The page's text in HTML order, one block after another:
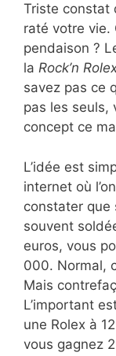
Triste constat
raté votre vie.
pendaison ?
la Rock’n
savez pas ce
pas les seuls,
concept ce
L’idée est
internet où
constater que
souvent
euros, vous
000. Normal,
Mais
L’important
une Rolex à
vous gagnez